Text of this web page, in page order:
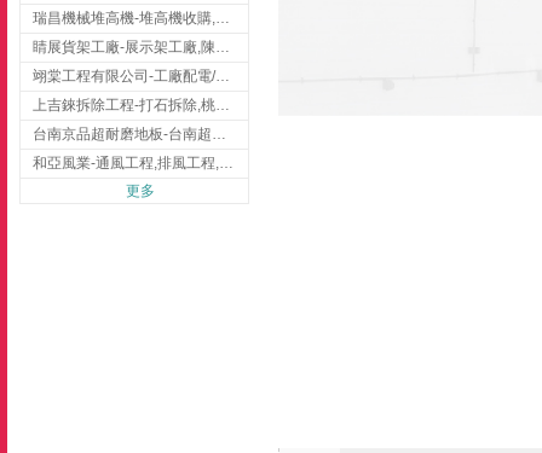
翊棠工程有限公司-工廠配電/高雄消防機電公司
上吉錸拆除工程-打石拆除,桃園打石拆除,桃園拆除工程
更多